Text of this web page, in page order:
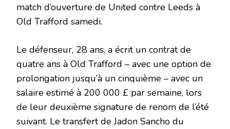
match d’ouverture de United contre Leeds à
Old Trafford samedi.
Le défenseur, 28 ans, a écrit un contrat de
quatre ans à Old Trafford – avec une option de
prolongation jusqu’à un cinquième – avec un
salaire estimé à 200 000 £ par semaine, lors
de leur deuxième signature de renom de l’été
suivant. Le transfert de Jadon Sancho du